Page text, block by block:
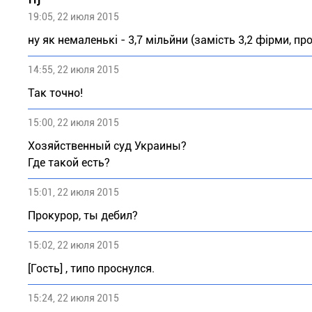
19:05, 22 июля 2015
ну як немаленькі - 3,7 мільйни (замість 3,2 фірми,
14:55, 22 июля 2015
Так точно!
15:00, 22 июля 2015
Хозяйственный суд Украины?
Где такой есть?
15:01, 22 июля 2015
Прокурор, ты дебил?
15:02, 22 июля 2015
[Гость] , типо проснулся.
15:24, 22 июля 2015